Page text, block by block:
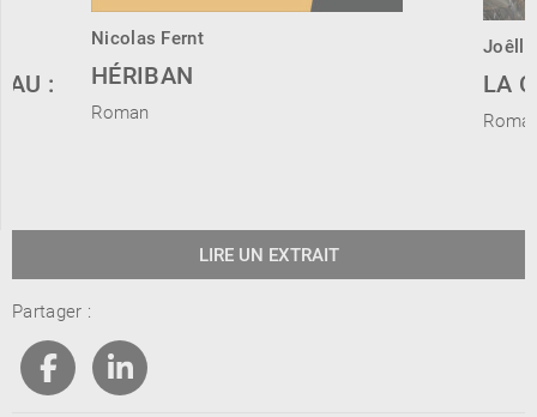
:
Nicolas Fernt
HÉRIBAN
Roman
Joêlle
LA
LIRE UN EXTRAIT
Partager :